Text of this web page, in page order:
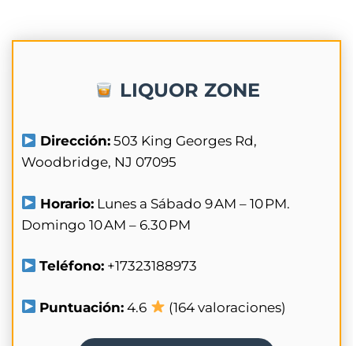
LIQUOR ZONE
Dirección: 503 King Georges Rd,
Woodbridge, NJ 07095
Horario: Lunes a Sábado 9 AM – 10 PM.
Domingo 10 AM – 6.30 PM
Teléfono: +17323188973
Puntuación: 4.6 (164 valoraciones)